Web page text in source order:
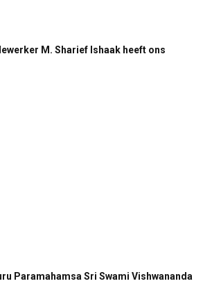
M. Sharief Ishaak heeft ons
Paramahamsa Sri Swami Vishwananda